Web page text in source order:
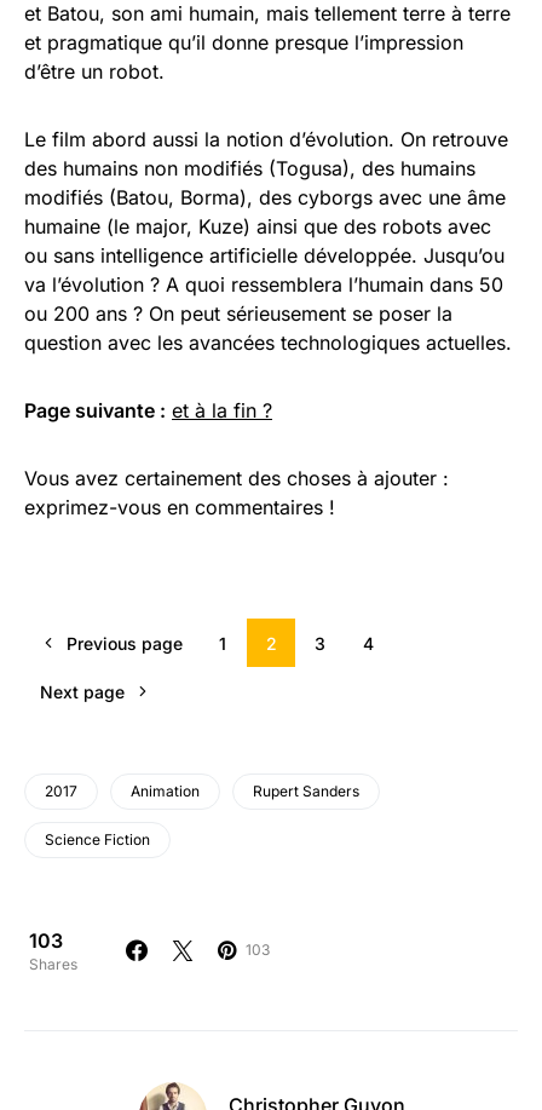
et Batou, son ami humain, mais tellement terre à terre
et pragmatique qu’il donne presque l’impression
d’être un robot.
Le film abord aussi la notion d’évolution. On retrouve
des humains non modifiés (Togusa), des humains
modifiés (Batou, Borma), des cyborgs avec une âme
humaine (le major, Kuze) ainsi que des robots avec
ou sans intelligence artificielle développée. Jusqu’ou
va l’évolution ? A quoi ressemblera l’humain dans 50
ou 200 ans ? On peut sérieusement se poser la
question avec les avancées technologiques actuelles.
Page suivante : et à la fin ?
Vous avez certainement des choses à ajouter :
exprimez-vous en commentaires !
Previous page 1 2 3 4
Next page
2017 Animation Rupert Sanders
Science Fiction
103
Shares
103